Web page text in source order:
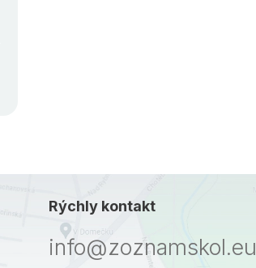
Rýchly kontakt
info@zoznamskol.eu